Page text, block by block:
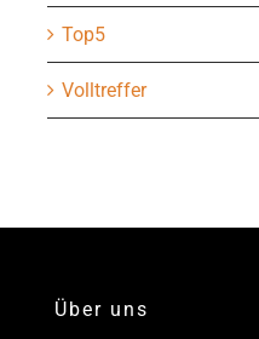
Top5
Volltreffer
Über uns